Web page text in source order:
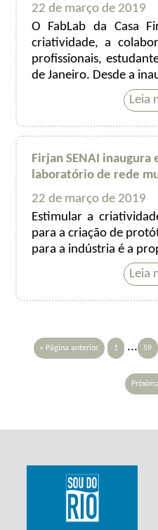
22 de março de 2019
O FabLab da Casa
criatividade, a
profissionais,
de Janeiro. Desde a
Firjan SENAI inaugura
laboratório de rede
22 de março de 2019
Estimular a
para a criação de
para a indústria é a
« Página anterior 1 ... 59